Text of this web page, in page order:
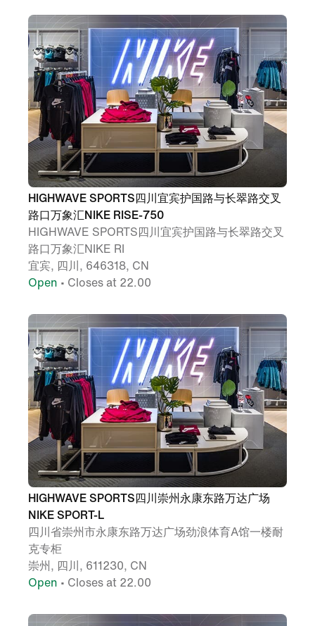
HIGHWAVE SPORTS四川宜宾护国路与长翠路交叉
路口万象汇NIKE RISE-750
HIGHWAVE SPORTS四川宜宾护国路与长翠路交叉
路口万象汇NIKE RI
宜宾, 四川, 646318, CN
Open • Closes at 22.00
HIGHWAVE SPORTS四川崇州永康东路万达广场
NIKE SPORT-L
四川省崇州市永康东路万达广场劲浪体育A馆一楼耐
克专柜
崇州, 四川, 611230, CN
Open • Closes at 22.00